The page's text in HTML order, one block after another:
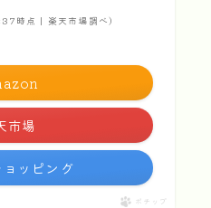
時点 | 楽天市場調べ）
市場
ッピング
ポチップ